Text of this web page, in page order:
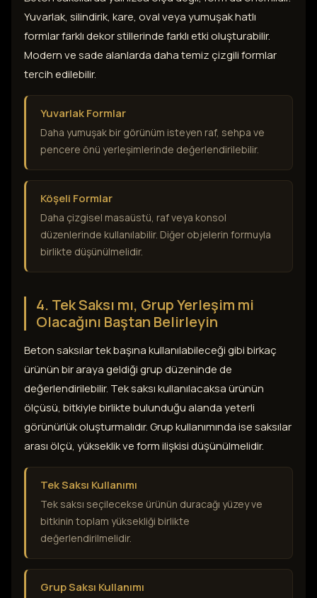
Yuvarlak, silindirik, kare, oval veya yumuşak hatlı
formlar farklı dekor stillerinde farklı etki oluşturabilir.
Modern ve sade alanlarda daha temiz çizgili formlar
tercih edilebilir.
Yuvarlak Formlar
Daha yumuşak bir görünüm isteyen raf, sehpa ve
pencere önü yerleşimlerinde değerlendirilebilir.
Köşeli Formlar
Daha çizgisel masaüstü, raf veya konsol
düzenlerinde kullanılabilir. Diğer objelerin formuyla
birlikte düşünülmelidir.
4. Tek Saksı mı, Grup Yerleşim mi
Olacağını Baştan Belirleyin
Beton saksılar tek başına kullanılabileceği gibi birkaç
ürünün bir araya geldiği grup düzeninde de
değerlendirilebilir. Tek saksı kullanılacaksa ürünün
ölçüsü, bitkiyle birlikte bulunduğu alanda yeterli
görünürlük oluşturmalıdır. Grup kullanımında ise saksılar
arası ölçü, yükseklik ve form ilişkisi düşünülmelidir.
Tek Saksı Kullanımı
Tek saksı seçilecekse ürünün duracağı yüzey ve
bitkinin toplam yüksekliği birlikte
değerlendirilmelidir.
Grup Saksı Kullanımı